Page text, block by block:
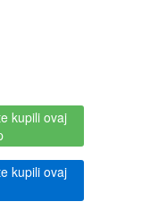
kupili ovaj
kupili ovaj